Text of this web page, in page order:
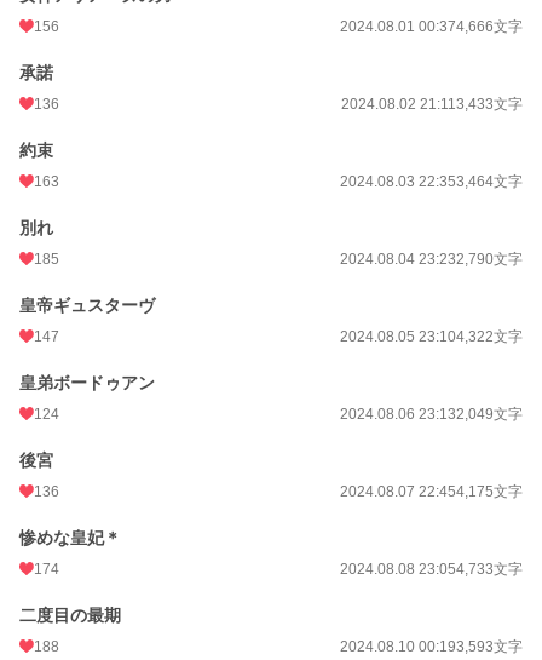
156 2024.08.01 00:374,666文字
承諾
136 2024.08.02 21:113,433文字
約束
163 2024.08.03 22:353,464文字
別れ
185 2024.08.04 23:232,790文字
皇帝ギュスターヴ
147 2024.08.05 23:104,322文字
皇弟ボードゥアン
124 2024.08.06 23:132,049文字
後宮
136 2024.08.07 22:454,175文字
惨めな皇妃＊
174 2024.08.08 23:054,733文字
二度目の最期
188 2024.08.10 00:193,593文字